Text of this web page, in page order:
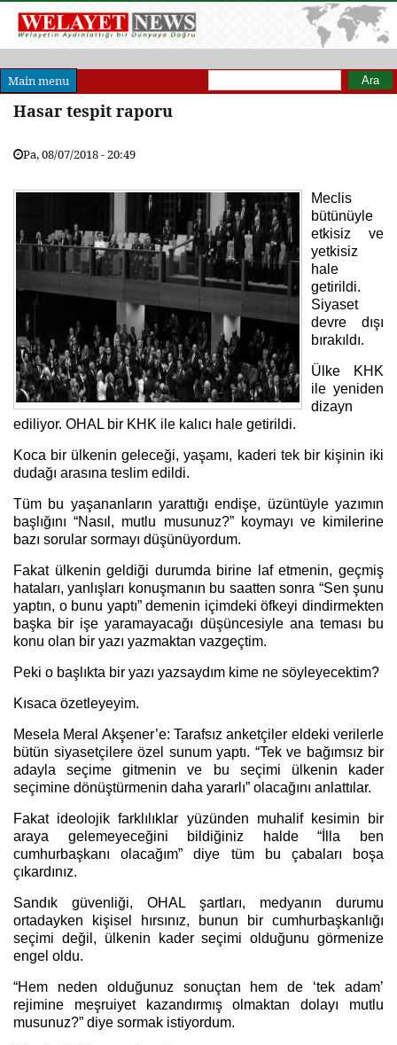
Main menu Arama formu
Ara
Hasar tespit raporu
Pa, 08/07/2018 - 20:49
Meclis
bütünüyle
etkisiz ve
yetkisiz
hale
getirildi.
Siyaset
devre dışı
bırakıldı.
Ülke KHK
ile yeniden
dizayn
ediliyor. OHAL bir KHK ile kalıcı hale getirildi.
Koca bir ülkenin geleceği, yaşamı, kaderi tek bir kişinin iki
dudağı arasına teslim edildi.
Tüm bu yaşananların yarattığı endişe, üzüntüyle yazımın
başlığını “Nasıl, mutlu musunuz?” koymayı ve kimilerine
bazı sorular sormayı düşünüyordum.
Fakat ülkenin geldiği durumda birine laf etmenin, geçmiş
hataları, yanlışları konuşmanın bu saatten sonra “Sen şunu
yaptın, o bunu yaptı” demenin içimdeki öfkeyi dindirmekten
başka bir işe yaramayacağı düşüncesiyle ana teması bu
konu olan bir yazı yazmaktan vazgeçtim.
Peki o başlıkta bir yazı yazsaydım kime ne söyleyecektim?
Kısaca özetleyeyim.
Mesela Meral Akşener’e: Tarafsız anketçiler eldeki verilerle
bütün siyasetçilere özel sunum yaptı. “Tek ve bağımsız bir
adayla seçime gitmenin ve bu seçimi ülkenin kader
seçimine dönüştürmenin daha yararlı” olacağını anlattılar.
Fakat ideolojik farklılıklar yüzünden muhalif kesimin bir
araya gelemeyeceğini bildiğiniz halde “İlla ben
cumhurbaşkanı olacağım” diye tüm bu çabaları boşa
çıkardınız.
Sandık güvenliği, OHAL şartları, medyanın durumu
ortadayken kişisel hırsınız, bunun bir cumhurbaşkanlığı
seçimi değil, ülkenin kader seçimi olduğunu görmenize
engel oldu.
“Hem neden olduğunuz sonuçtan hem de ‘tek adam’
rejimine meşruiyet kazandırmış olmaktan dolayı mutlu
musunuz?” diye sormak istiyordum.